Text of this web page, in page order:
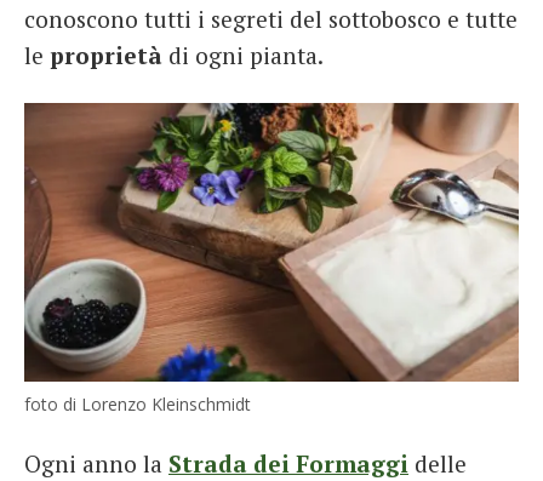
conoscono tutti i segreti del sottobosco e tutte
le proprietà di ogni pianta.
foto di Lorenzo Kleinschmidt
Ogni anno la Strada dei Formaggi delle